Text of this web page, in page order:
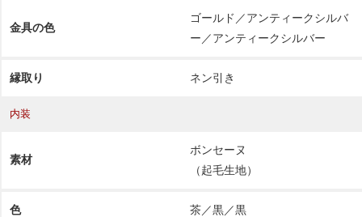
金具の色
ゴールド／アンティークシルバ
ー／アンティークシルバー
縁取り ネン引き
内装
素材
ボンセーヌ
（起毛生地）
色 茶／黒／黒